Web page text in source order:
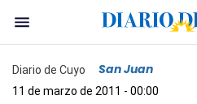
Diario de Cuyo San Juan
11 de marzo de 2011 - 00:00